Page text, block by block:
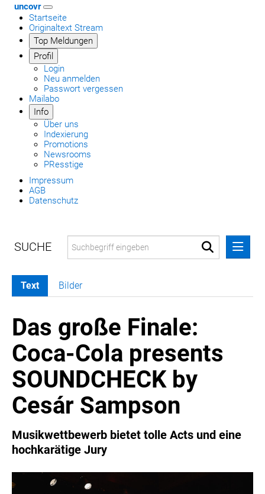
uncovr
Startseite
Originaltext Stream
Top Meldungen
Profil
Login
Neu anmelden
Passwort vergessen
Mailabo
Info
Über uns
Indexierung
Promotions
Newsrooms
PResstige
Impressum
AGB
Datenschutz
MELDUNGEN
COCA-COLA
Coca-Cola CUP
COCA-COLA HBC ÖSTERREICH
RÖMERQUELLE
ÖSTERREICHISCHE SPORTHILFE
KESCH
BARFLY'S CLUB
SPORTS MEDIA AUSTRIA
RECYCLEMICH-INITIATIVE
Text Bilder
Das große Finale:
Coca-Cola presents
SOUNDCHECK by
Cesár Sampson
Musikwettbewerb bietet tolle Acts und eine
hochkarätige Jury